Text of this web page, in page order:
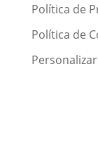
Política de
Política de